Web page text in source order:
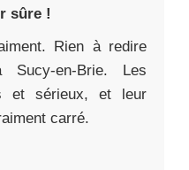
sûre !
Rien à redire
en-Brie. Les
et sérieux, et leur
carré.